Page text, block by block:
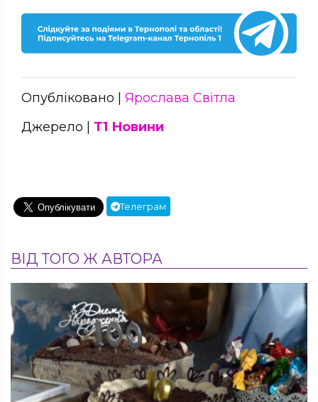
Опубліковано | Ярослава Світла
Джерело | Т1 Новини
Телеграм
ВІД ТОГО Ж АВТОРА